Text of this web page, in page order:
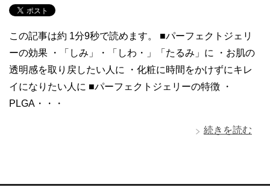
この記事は約 1分9秒で読めます。 ■パーフェクトジェリ
ーの効果 ・「しみ」・「しわ・」「たるみ」に ・お肌の
透明感を取り戻したい人に ・化粧に時間をかけずにキレ
イになりたい人に ■パーフェクトジェリーの特徴 ・
PLGA・・・
続きを読む